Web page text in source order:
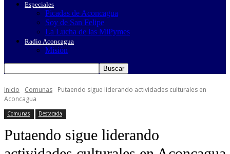
Especiales
Picadas de Aconcagua
Soy de San Felipe
La Lucha de las MiPymes
Radio Aconcagua
Misión
Inicio Comunas
Putaendo sigue liderando actividades culturales en
Aconcagua
Comunas Destacada
Putaendo sigue liderando